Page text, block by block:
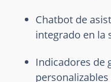
Chatbot de
integrado en la
Indicadores de